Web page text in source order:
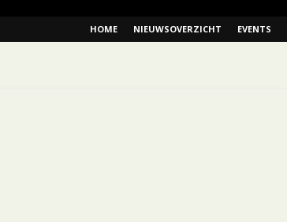
HOME NIEUWSOVERZICHT EVENTS